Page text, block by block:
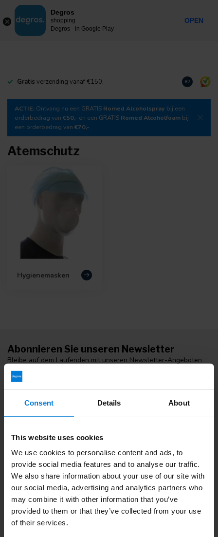
Consent Details About
This website uses cookies
We use cookies to personalise content and ads, to
provide social media features and to analyse our traffic.
We also share information about your use of our site with
our social media, advertising and analytics partners who
may combine it with other information that you’ve
provided to them or that they’ve collected from your use
of their services.
MENU
Gratis verzending vanaf €150,- Laden Sie
8.7
ACTIE: Ontvang nu een GRATIS Romed Alcoholspray bij een
orderbedrag van €50,- en een GRATIS Romed Alcoholfoam bij
een orderbedrag van €70,-
Atemschutz
Hygienemasken
Kundendienst. Oder lesen Sie unsere informativen Blogs.
Kundendienst
Sehen Sie sich unsere Blogs an
Abonnieren Sie unseren Newsletter
Bleibe auf dem Laufenden mit unseren Newsletter-Angeboten
Degros
shopping
Degros - in Google Play
OPEN